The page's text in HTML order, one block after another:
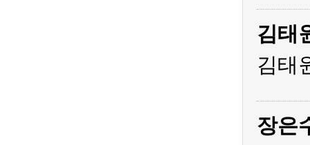
김태
김태
장은